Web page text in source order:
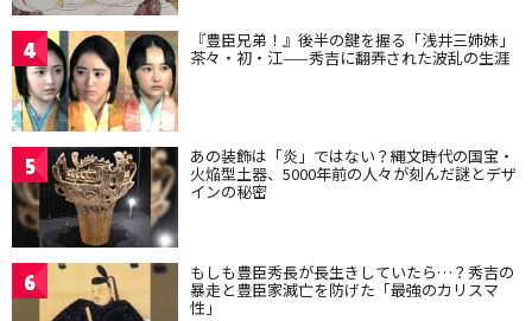
4 『豊臣兄弟！』後半の鍵を握る「浅井三姉妹」
茶々・初・江——秀吉に翻弄された波乱の生涯
5 あの装飾は「炎」ではない？縄文時代の国宝・
火焔型土器、5000年前の人々が刻んだ謎とデザ
インの秘密
6 もしも豊臣秀長が長生きしていたら…？秀吉の
暴走と豊臣家滅亡を防げた「最強のカリスマ
性」